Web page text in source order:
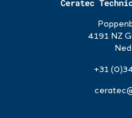
Ceratec
4191 NZ
+31